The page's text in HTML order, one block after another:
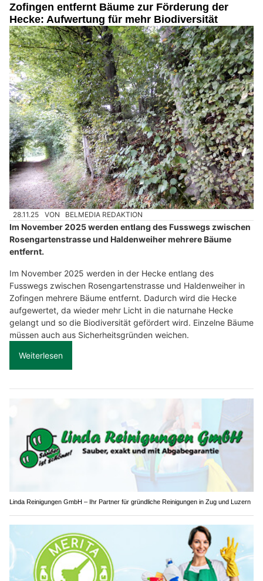
Zofingen entfernt Bäume zur Förderung der
Hecke: Aufwertung für mehr Biodiversität
28.11.25 VON BELMEDIA REDAKTION
Im November 2025 werden entlang des Fusswegs zwischen
Rosengartenstrasse und Haldenweiher mehrere Bäume
entfernt.
Im November 2025 werden in der Hecke entlang des
Fusswegs zwischen Rosengartenstrasse und Haldenweiher in
Zofingen mehrere Bäume entfernt. Dadurch wird die Hecke
aufgewertet, da wieder mehr Licht in die naturnahe Hecke
gelangt und so die Biodiversität gefördert wird. Einzelne Bäume
müssen auch aus Sicherheitsgründen weichen.
Weiterlesen
Linda Reinigungen GmbH – Ihr Partner für gründliche Reinigungen in Zug und Luzern